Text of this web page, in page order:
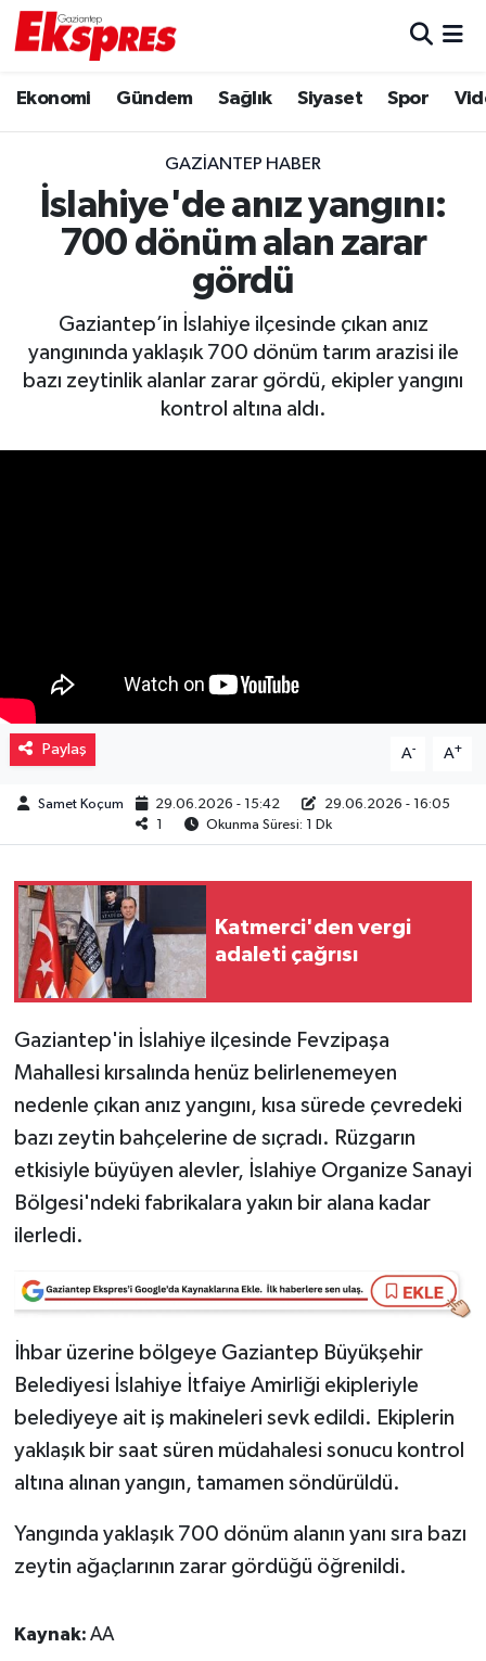
Ekonomi Gündem Sağlık Siyaset Spor
GAZIANTEP HABER
İslahiye'de anız yangını:
700 dönüm alan zarar
gördü
Gaziantep’in İslahiye ilçesinde çıkan anız
yangınında yaklaşık 700 dönüm tarım arazisi ile
bazı zeytinlik alanlar zarar gördü, ekipler yangını
kontrol altına aldı.
Paylaş A- A+
Samet Koçum 29.06.2026 - 15:42
29.06.2026 - 16:05
1
Okunma Süresi: 1 Dk
Katmerci'den vergi
adaleti çağrısı
Gaziantep'in İslahiye ilçesinde Fevzipaşa
Mahallesi kırsalında henüz belirlenemeyen
nedenle çıkan anız yangını, kısa sürede çevredeki
bazı zeytin bahçelerine de sıçradı. Rüzgarın
etkisiyle büyüyen alevler, İslahiye Organize Sanayi
Bölgesi'ndeki fabrikalara yakın bir alana kadar
ilerledi.
İhbar üzerine bölgeye Gaziantep Büyükşehir
Belediyesi İslahiye İtfaiye Amirliği ekipleriyle
belediyeye ait iş makineleri sevk edildi. Ekiplerin
yaklaşık bir saat süren müdahalesi sonucu kontrol
altına alınan yangın, tamamen söndürüldü.
Yangında yaklaşık 700 dönüm alanın yanı sıra bazı
zeytin ağaçlarının zarar gördüğü öğrenildi.
Kaynak: AA
Ekonomi
Gaziantep son dakika
Genel
Haberler
Kültür Sanat
Sağlık
Sinemalar
Siyaset
Teknoloji
Türkiye
Yaşam
Yeme-İçme
Trafik Durumu
Puan Durumu ve Fikstür
Tüm Manşetler
Son Dakika Haberleri
Haber Arşivi